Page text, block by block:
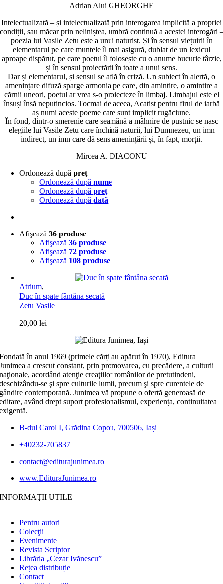
Adrian Alui GHEORGHE
Intelectualizată – și intelectualizată prin interogarea implicită a propriei
condiții, sau măcar prin neliniștea, umbră continuă a acestei interogări –
poezia lui Vasile Zetu este a unui naturist. Și în sensul viețuirii în
elementarul pe care muntele îl mai asigură, dublat de un lexicul
aproape dispărut, pe care poetul îl folosește cu o anume bucurie târzie,
și în sensul proiectării în toate a unui sens.
Dar și elementarul, și sensul se află în criză. Un subiect în alertă, o
amenințare difuză sparge armonia pe care, din amintire, o amintire a
cărnii uneori, poetul ar vrea s-o proiecteze în limbaj. Limbajul este el
însuși însă neputincios. Tocmai de aceea, Acatist pentru firul de iarbă
aș numi aceste poeme care sunt implicit rugăciune.
În fond, dintr-o smerenie care seamănă a mâhnire de pustnic se nasc
elegiile lui Vasile Zetu care închină naturii, lui Dumnezeu, un imn
indirect, un imn care dă sens amenințării și, în fapt, morții.
Mircea A. DIACONU
Ordonează dupăpreţ
Ordonează dupănume
Ordonează dupăpreţ
Ordonează dupădată
Afişează36 produse
Afişează36 produse
Afişează 72 produse
Afişează 108 produse
Atrium,
Duc în spate fântâna secată
Zetu Vasile
20,00lei
Fondată în anul 1969 (primele cărți au apărut în 1970), Editura
Junimea a crescut constant, prin promovarea, cu precădere, a culturii
naţionale, acordând atenţie creaţiilor românilor de pretutindeni,
deschizându-se şi spre culturile lumii, precum şi spre curentele de
gândire contemporană. Junimea vă propune o ofertă generoasă de
editare, având drept suport profesionalismul, experiența, continuitatea
exigentă.
B-dul Carol I, Grădina Copou, 700506, Iași
+40232-705837
contact@editurajunimea.ro
www.EdituraJunimea.ro
INFORMAŢII UTILE
Pentru autori
Colecţii
Evenimente
Revista Scriptor
Librăria „Cezar Ivănescu”
Rețea distribuție
Contact